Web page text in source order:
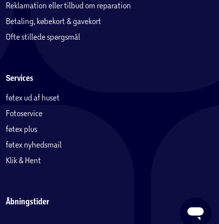
Reklamation eller tilbud om reparation
Betaling, købekort & gavekort
Ofte stillede spørgsmål
Services
føtex ud af huset
Fotoservice
føtex plus
føtex nyhedsmail
Klik & Hent
Åbningstider